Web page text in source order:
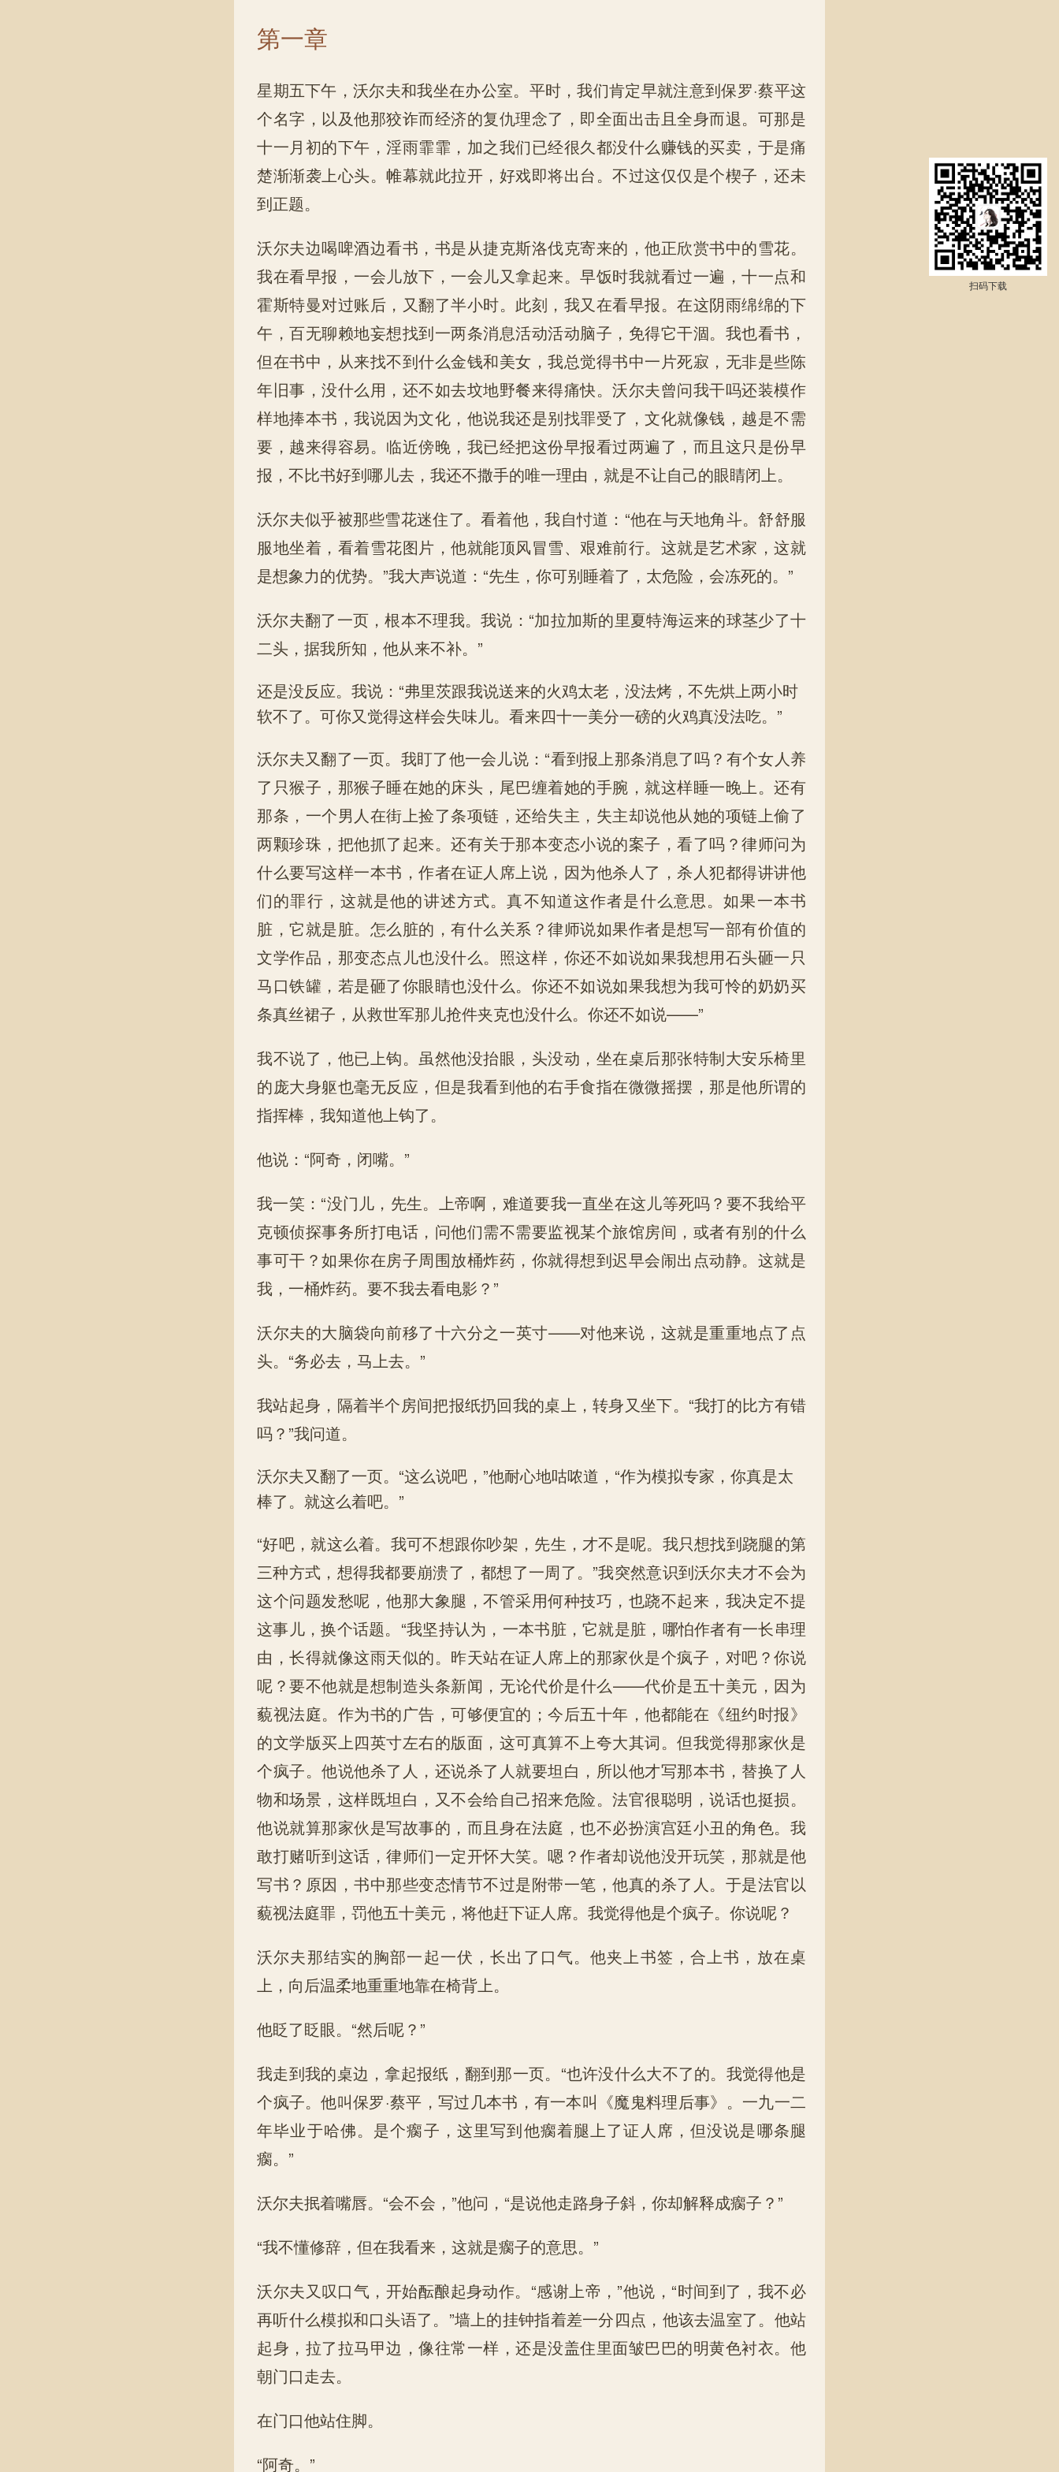
第一章
星期五下午，沃尔夫和我坐在办公室。平时，我们肯定早就注意到保罗·蔡平这
个名字，以及他那狡诈而经济的复仇理念了，即全面出击且全身而退。可那是
十一月初的下午，淫雨霏霏，加之我们已经很久都没什么赚钱的买卖，于是痛
楚渐渐袭上心头。帷幕就此拉开，好戏即将出台。不过这仅仅是个楔子，还未
到正题。
沃尔夫边喝啤酒边看书，书是从捷克斯洛伐克寄来的，他正欣赏书中的雪花。
我在看早报，一会儿放下，一会儿又拿起来。早饭时我就看过一遍，十一点和
霍斯特曼对过账后，又翻了半小时。此刻，我又在看早报。在这阴雨绵绵的下
午，百无聊赖地妄想找到一两条消息活动活动脑子，免得它干涸。我也看书，
但在书中，从来找不到什么金钱和美女，我总觉得书中一片死寂，无非是些陈
年旧事，没什么用，还不如去坟地野餐来得痛快。沃尔夫曾问我干吗还装模作
样地捧本书，我说因为文化，他说我还是别找罪受了，文化就像钱，越是不需
要，越来得容易。临近傍晚，我已经把这份早报看过两遍了，而且这只是份早
报，不比书好到哪儿去，我还不撒手的唯一理由，就是不让自己的眼睛闭上。
沃尔夫似乎被那些雪花迷住了。看着他，我自忖道：“他在与天地角斗。舒舒服
服地坐着，看着雪花图片，他就能顶风冒雪、艰难前行。这就是艺术家，这就
是想象力的优势。”我大声说道：“先生，你可别睡着了，太危险，会冻死的。”
沃尔夫翻了一页，根本不理我。我说：“加拉加斯的里夏特海运来的球茎少了十
二头，据我所知，他从来不补。”
还是没反应。我说：“弗里茨跟我说送来的火鸡太老，没法烤，不先烘上两小时
软不了。可你又觉得这样会失味儿。看来四十一美分一磅的火鸡真没法吃。”
沃尔夫又翻了一页。我盯了他一会儿说：“看到报上那条消息了吗？有个女人养
了只猴子，那猴子睡在她的床头，尾巴缠着她的手腕，就这样睡一晚上。还有
那条，一个男人在街上捡了条项链，还给失主，失主却说他从她的项链上偷了
两颗珍珠，把他抓了起来。还有关于那本变态小说的案子，看了吗？律师问为
什么要写这样一本书，作者在证人席上说，因为他杀人了，杀人犯都得讲讲他
们的罪行，这就是他的讲述方式。真不知道这作者是什么意思。如果一本书
脏，它就是脏。怎么脏的，有什么关系？律师说如果作者是想写一部有价值的
文学作品，那变态点儿也没什么。照这样，你还不如说如果我想用石头砸一只
马口铁罐，若是砸了你眼睛也没什么。你还不如说如果我想为我可怜的奶奶买
条真丝裙子，从救世军那儿抢件夹克也没什么。你还不如说——”
我不说了，他已上钩。虽然他没抬眼，头没动，坐在桌后那张特制大安乐椅里
的庞大身躯也毫无反应，但是我看到他的右手食指在微微摇摆，那是他所谓的
指挥棒，我知道他上钩了。
他说：“阿奇，闭嘴。”
我一笑：“没门儿，先生。上帝啊，难道要我一直坐在这儿等死吗？要不我给平
克顿侦探事务所打电话，问他们需不需要监视某个旅馆房间，或者有别的什么
事可干？如果你在房子周围放桶炸药，你就得想到迟早会闹出点动静。这就是
我，一桶炸药。要不我去看电影？”
沃尔夫的大脑袋向前移了十六分之一英寸——对他来说，这就是重重地点了点
头。“务必去，马上去。”
我站起身，隔着半个房间把报纸扔回我的桌上，转身又坐下。“我打的比方有错
吗？”我问道。
沃尔夫又翻了一页。“这么说吧，”他耐心地咕哝道，“作为模拟专家，你真是太
棒了。就这么着吧。”
“好吧，就这么着。我可不想跟你吵架，先生，才不是呢。我只想找到跷腿的第
三种方式，想得我都要崩溃了，都想了一周了。”我突然意识到沃尔夫才不会为
这个问题发愁呢，他那大象腿，不管采用何种技巧，也跷不起来，我决定不提
这事儿，换个话题。“我坚持认为，一本书脏，它就是脏，哪怕作者有一长串理
由，长得就像这雨天似的。昨天站在证人席上的那家伙是个疯子，对吧？你说
呢？要不他就是想制造头条新闻，无论代价是什么——代价是五十美元，因为
藐视法庭。作为书的广告，可够便宜的；今后五十年，他都能在《纽约时报》
的文学版买上四英寸左右的版面，这可真算不上夸大其词。但我觉得那家伙是
个疯子。他说他杀了人，还说杀了人就要坦白，所以他才写那本书，替换了人
物和场景，这样既坦白，又不会给自己招来危险。法官很聪明，说话也挺损。
他说就算那家伙是写故事的，而且身在法庭，也不必扮演宫廷小丑的角色。我
敢打赌听到这话，律师们一定开怀大笑。嗯？作者却说他没开玩笑，那就是他
写书？原因，书中那些变态情节不过是附带一笔，他真的杀了人。于是法官以
藐视法庭罪，罚他五十美元，将他赶下证人席。我觉得他是个疯子。你说呢？
沃尔夫那结实的胸部一起一伏，长出了口气。他夹上书签，合上书，放在桌
上，向后温柔地重重地靠在椅背上。
他眨了眨眼。“然后呢？”
我走到我的桌边，拿起报纸，翻到那一页。“也许没什么大不了的。我觉得他是
个疯子。他叫保罗·蔡平，写过几本书，有一本叫《魔鬼料理后事》。一九一二
年毕业于哈佛。是个瘸子，这里写到他瘸着腿上了证人席，但没说是哪条腿
瘸。”
沃尔夫抿着嘴唇。“会不会，”他问，“是说他走路身子斜，你却解释成瘸子？”
“我不懂修辞，但在我看来，这就是瘸子的意思。”
沃尔夫又叹口气，开始酝酿起身动作。“感谢上帝，”他说，“时间到了，我不必
再听什么模拟和口头语了。”墙上的挂钟指着差一分四点，他该去温室了。他站
起身，拉了拉马甲边，像往常一样，还是没盖住里面皱巴巴的明黄色衬衣。他
朝门口走去。
在门口他站住脚。
“阿奇。”
扫码下载